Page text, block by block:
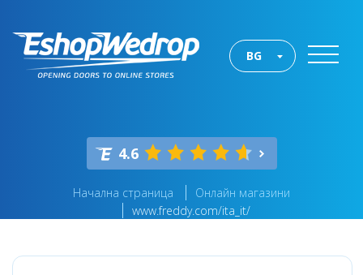
BG
4.6
Начална страница
Онлайн магазини
www.freddy.com/ita_it/